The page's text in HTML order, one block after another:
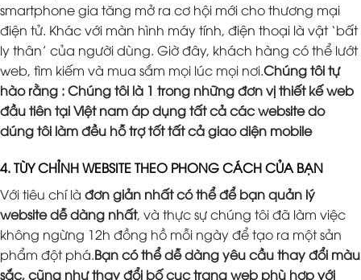
smartphone gia tăng mở ra cơ hội mới cho thương mại
điện tử. Khác với màn hình máy tính, điện thoại là vật ‘bất
ly thân’ của người dùng. Giờ đây, khách hàng có thể lướt
web, tìm kiếm và mua sắm mọi lúc mọi nơi.Chúng tôi tự
hào rằng : Chúng tôi là 1 trong những đơn vị thiết kế web
đầu tiên tại Việt nam áp dụng tất cả các website do
dúng tôi làm đều hỗ trợ tốt tất cả giao diện mobile
4. TÙY CHỈNH WEBSITE THEO PHONG CÁCH CỦA BẠN
Với tiêu chí là đơn giản nhất có thể để bạn quản lý
website dễ dàng nhất, và thực sự chúng tôi đã làm việc
không ngừng 12h đồng hồ mỗi ngày để tạo ra một sản
phẩm đột phá.Bạn có thể dễ dàng yêu cầu thay đổi màu
sắc, cũng như thay đổi bố cục trang web phù hợp với